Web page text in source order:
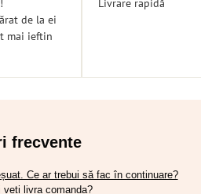
de la ei
mai ieftin
Livrare rapidă
frecvente
Ce ar trebui să fac în continuare?
veți livra comanda?